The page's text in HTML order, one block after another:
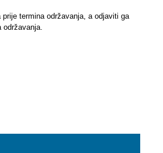
termina održavanja, a odjaviti ga
održavanja.